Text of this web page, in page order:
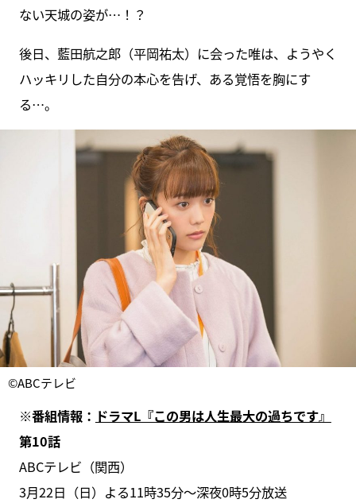
ない天城の姿が…！？
後日、藍田航之郎（平岡祐太）に会った唯は、ようやく
ハッキリした自分の本心を告げ、ある覚悟を胸にす
る…。
©ABCテレビ
※番組情報： ドラマL『この男は人生最大の過ちです』
第10話
ABCテレビ（関西）
3月22日（日）よる11時35分～深夜0時5分放送